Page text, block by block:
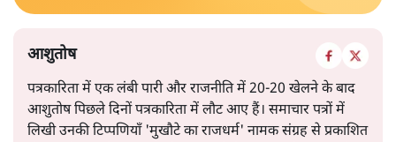
आशुतोष
पत्रकारिता में एक लंबी पारी और राजनीति में 20-20 खेलने के बाद
आशुतोष पिछले दिनों पत्रकारिता में लौट आए हैं। समाचार पत्रों में
लिखी उनकी टिप्पणियाँ 'मुखौटे का राजधर्म' नामक संग्रह से प्रकाशित